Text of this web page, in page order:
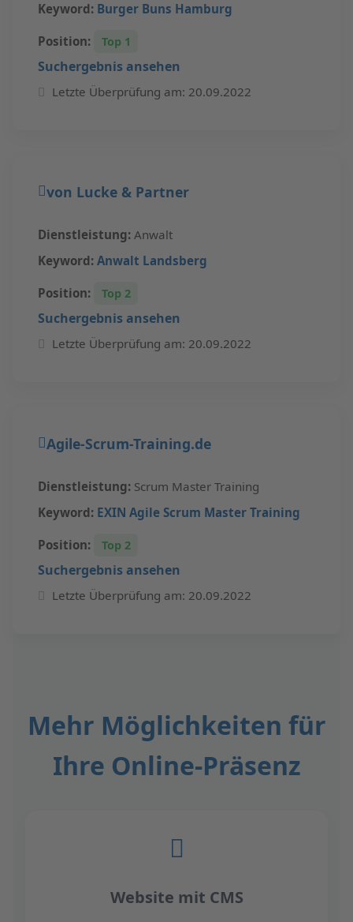
Keyword: Burger Buns Hamburg
Position: Top 1
Suchergebnis ansehen
Letzte Überprüfung am: 20.09.2022
von Lucke & Partner
Dienstleistung: Anwalt
Keyword: Anwalt Landsberg
Position: Top 2
Suchergebnis ansehen
Letzte Überprüfung am: 20.09.2022
Agile-Scrum-Training.de
Dienstleistung: Scrum Master Training
Keyword: EXIN Agile Scrum Master Training
Position: Top 2
Suchergebnis ansehen
Letzte Überprüfung am: 20.09.2022
Mehr Möglichkeiten für
Ihre Online-Präsenz
Website mit CMS